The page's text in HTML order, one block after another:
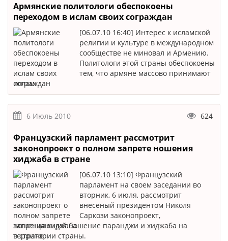
Армянские политологи обеспокоены
переходом в ислам своих сограждан
[06.07.10 16:40] Интерес к исламской
религии и культуре в международном
сообществе не миновал и Армению.
Политологи этой страны обеспокоены
тем, что армяне массово принимают
ислам.
6 Июль 2010 624
Французский парламент рассмотрит
законопроект о полном запрете ношения
хиджаба в стране
[06.07.10 13:10] Французский
парламент на своем заседании во
вторник, 6 июля, рассмотрит
внесеный президентом Николя
Саркози законопроект,
запрещающий ношение паранджи и хиджаба на
территории страны.